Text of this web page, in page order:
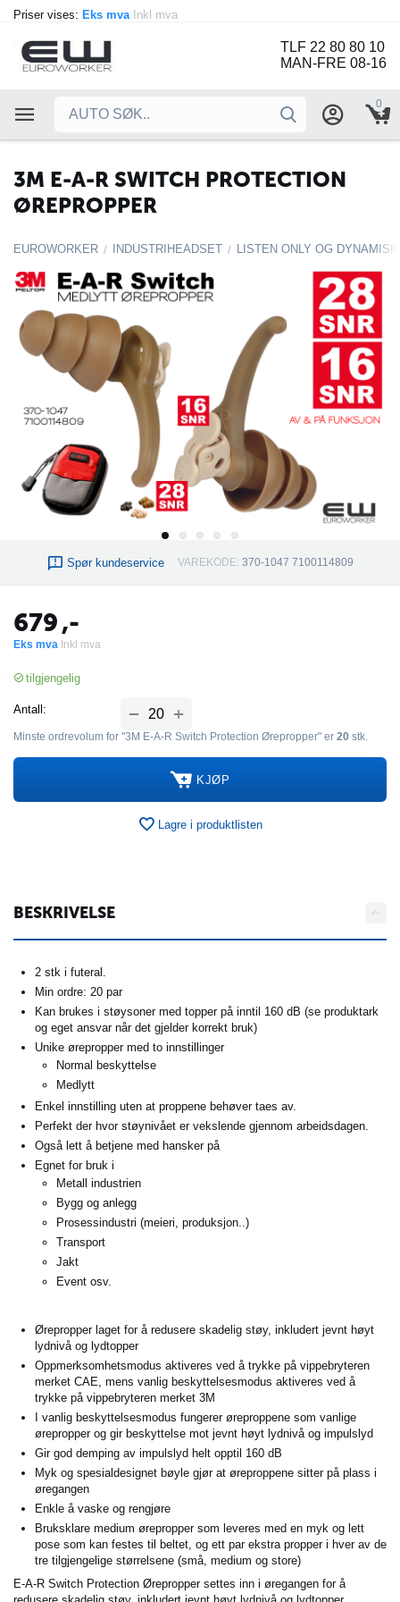
Priser vises: Eks mva Inkl mva
TLF 22 80 80 10
MAN-FRE 08-16
0
3M E-A-R SWITCH PROTECTION
ØREPROPPER
EUROWORKER / INDUSTRIHEADSET / LISTEN ONLY OG
Spør kundeservice VAREKODE: 370-1047 7100114809
679,-
Eks mva Inkl mva
tilgjengelig
Antall: +
−
Minste ordrevolum for "3M E-A-R Switch Protection Ørepropper" er 20 stk.
KJØP
Lagre i produktlisten
BESKRIVELSE
2 stk i futeral.
Min ordre: 20 par
Kan brukes i støysoner med topper på inntil 160 dB (se produktark
og eget ansvar når det gjelder korrekt bruk)
Unike ørepropper med to innstillinger
Normal beskyttelse
Medlytt
Enkel innstilling uten at proppene behøver taes av.
Perfekt der hvor støynivået er vekslende gjennom arbeidsdagen.
Også lett å betjene med hansker på
Egnet for bruk i
Metall industrien
Bygg og anlegg
Prosessindustri (meieri, produksjon..)
Transport
Jakt
Event osv.
Ørepropper laget for å redusere skadelig støy, inkludert jevnt høyt
lydnivå og lydtopper
Oppmerksomhetsmodus aktiveres ved å trykke på vippebryteren
merket CAE, mens vanlig beskyttelsesmodus aktiveres ved å
trykke på vippebryteren merket 3M
I vanlig beskyttelsesmodus fungerer øreproppene som vanlige
ørepropper og gir beskyttelse mot jevnt høyt lydnivå og impulslyd
Gir god demping av impulslyd helt opptil 160 dB
Myk og spesialdesignet bøyle gjør at øreproppene sitter på plass i
øregangen
Enkle å vaske og rengjøre
Bruksklare medium ørepropper som leveres med en myk og lett
pose som kan festes til beltet, og ett par ekstra propper i hver av de
tre tilgjengelige størrelsene (små, medium og store)
E-A-R Switch Protection Ørepropper settes inn i øregangen for å